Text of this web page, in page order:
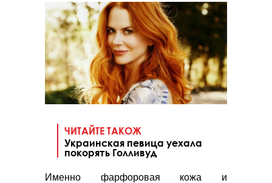
ЧИТАЙТЕ ТАКОЖ
Украинская певица уехала
покорять Голливуд
Именно фарфоровая кожа и